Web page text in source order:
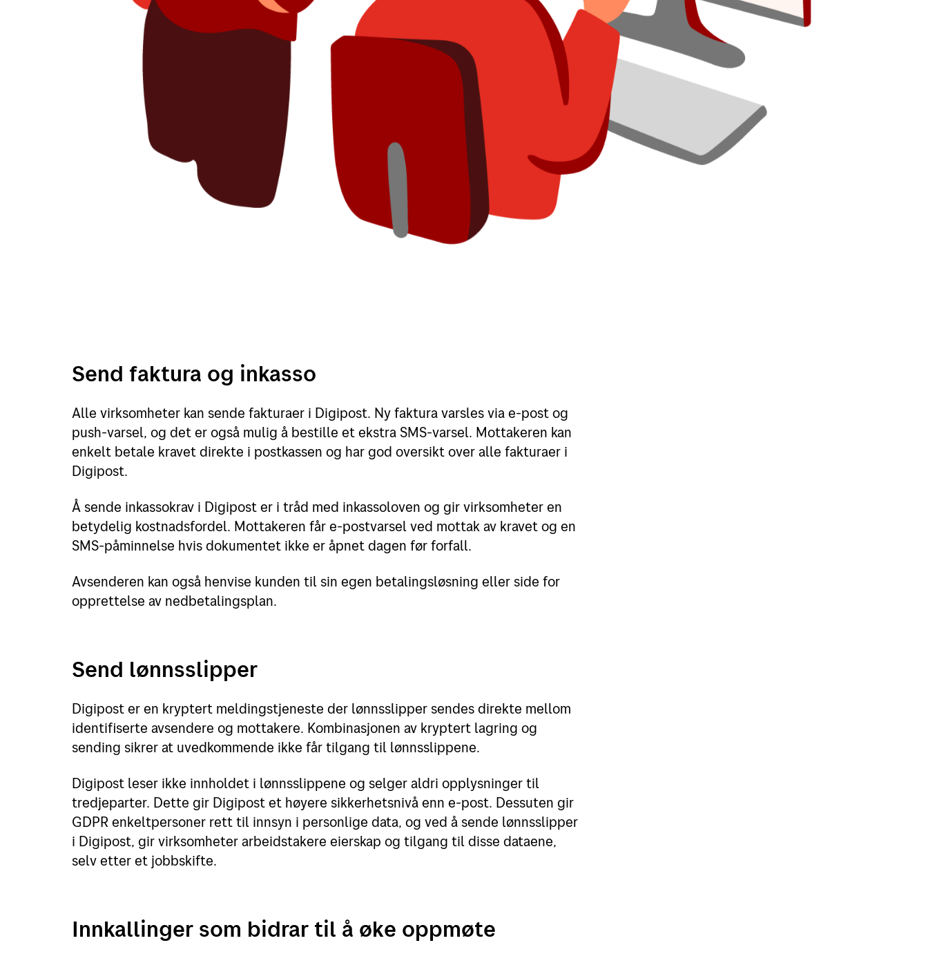
Send faktura og inkasso
Alle virksomheter kan sende fakturaer i Digipost. Ny faktura varsles via e-post og
push-varsel, og det er også mulig å bestille et ekstra SMS-varsel. Mottakeren kan
enkelt betale kravet direkte i postkassen og har god oversikt over alle fakturaer i
Digipost.
Å sende inkassokrav i Digipost er i tråd med inkassoloven og gir virksomheter en
betydelig kostnadsfordel. Mottakeren får e-postvarsel ved mottak av kravet og en
SMS-påminnelse hvis dokumentet ikke er åpnet dagen før forfall.
Avsenderen kan også henvise kunden til sin egen betalingsløsning eller side for
opprettelse av nedbetalingsplan.
Send lønnsslipper
Digipost er en kryptert meldingstjeneste der lønnsslipper sendes direkte mellom
identifiserte avsendere og mottakere. Kombinasjonen av kryptert lagring og
sending sikrer at uvedkommende ikke får tilgang til lønnsslippene.
Digipost leser ikke innholdet i lønnsslippene og selger aldri opplysninger til
tredjeparter. Dette gir Digipost et høyere sikkerhetsnivå enn e-post. Dessuten gir
GDPR enkeltpersoner rett til innsyn i personlige data, og ved å sende lønnsslipper
i Digipost, gir virksomheter arbeidstakere eierskap og tilgang til disse dataene,
selv etter et jobbskifte.
Innkallinger som bidrar til å øke oppmøte